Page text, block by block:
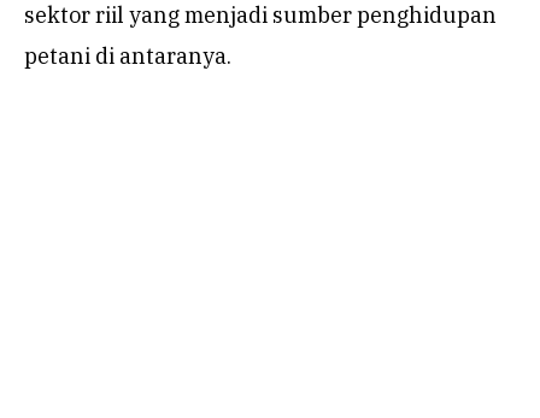
sektor riil yang menjadi sumber penghidupan
petani di antaranya.